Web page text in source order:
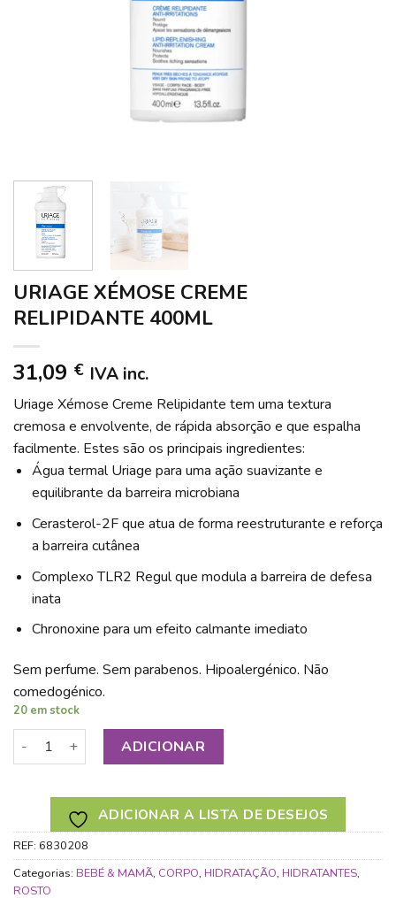
URIAGE XÉMOSE CREME
RELIPIDANTE 400ML
31,09 € IVA inc.
Uriage Xémose Creme Relipidante tem uma textura
cremosa e envolvente, de rápida absorção e que espalha
facilmente. Estes são os principais ingredientes:
Água termal Uriage para uma ação suavizante e
equilibrante da barreira microbiana
Cerasterol-2F que atua de forma reestruturante e reforça
a barreira cutânea
Complexo TLR2 Regul que modula a barreira de defesa
inata
Chronoxine para um efeito calmante imediato
Sem perfume. Sem parabenos. Hipoalergénico. Não
comedogénico.
20 em stock
Quantidade de URIAGE XÉMOSE CREME RELIPIDANTE 400ML
ADICIONAR
ADICIONAR A LISTA DE DESEJOS
REF: 6830208
Categorias: BEBÉ & MAMÃ, CORPO, HIDRATAÇÃO, HIDRATANTES,
ROSTO